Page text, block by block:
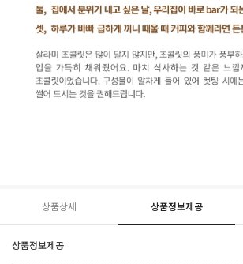
상품상세 상품정보제공
상품정보제공